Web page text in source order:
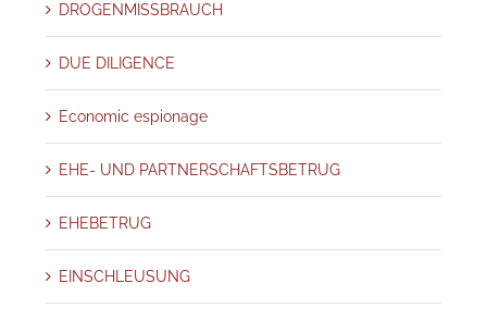
DROGENMISSBRAUCH
DUE DILIGENCE
Economic espionage
EHE- UND PARTNERSCHAFTSBETRUG
EHEBETRUG
EINSCHLEUSUNG